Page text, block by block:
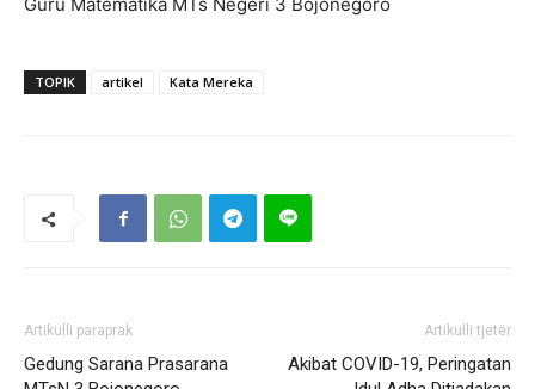
TOPIK artikel Kata Mereka
Artikulli paraprak
Gedung Sarana Prasarana
Artikulli tjetër
Akibat COVID-19, Peringatan